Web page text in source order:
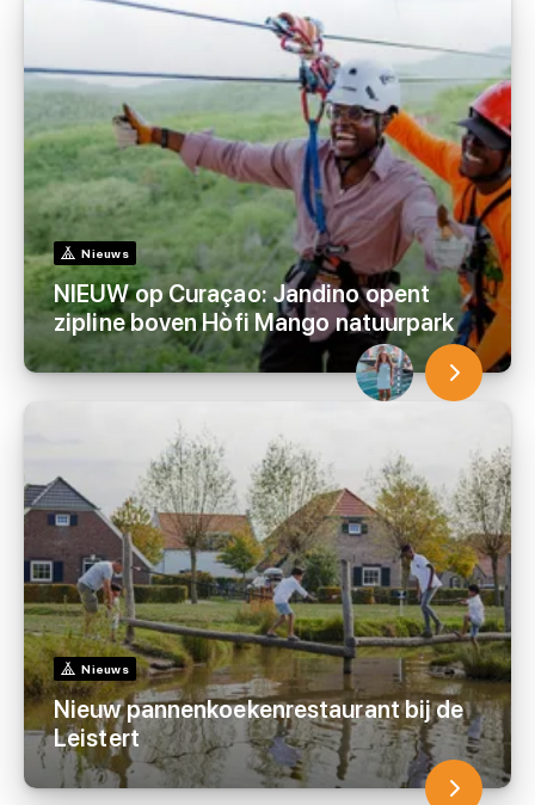
Nieuws
NIEUW op Curaçao: Jandino opent
zipline boven Hòfi Mango natuurpark
Nieuws
Nieuw pannenkoekenrestaurant bij de
Leistert